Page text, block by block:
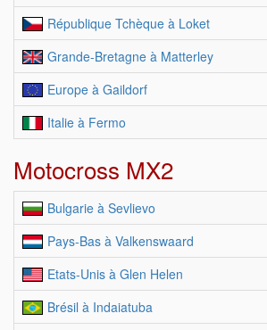
République Tchèque à Loket
Grande-Bretagne à Matterley
Europe à Gaildorf
Italie à Fermo
Motocross MX2
Bulgarie à Sevlievo
Pays-Bas à Valkenswaard
Etats-Unis à Glen Helen
Brésil à Indaiatuba